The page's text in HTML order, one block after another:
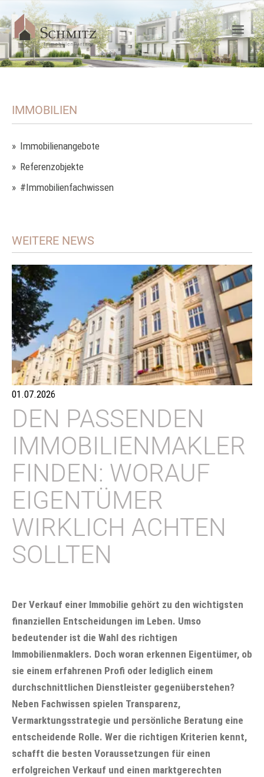
01.07.2026
DEN PASSENDEN
IMMOBILIENMAKLER
FINDEN: WORAUF
EIGENTÜMER
WIRKLICH ACHTEN
SOLLTEN
Der Verkauf einer Immobilie gehört zu den wichtigsten
finanziellen Entscheidungen im Leben. Umso
bedeutender ist die Wahl des richtigen
Immobilienmaklers. Doch woran erkennen Eigentümer, ob
sie einem erfahrenen Profi oder lediglich einem
durchschnittlichen Dienstleister gegenüberstehen?
Neben Fachwissen spielen Transparenz,
Vermarktungsstrategie und persönliche Beratung eine
entscheidende Rolle. Wer die richtigen Kriterien kennt,
schafft die besten Voraussetzungen für einen
erfolgreichen Verkauf und einen marktgerechten
IMMOBILIEN
Immobilienangebote
Referenzobjekte
#Immobilienfachwissen
WEITERE NEWS